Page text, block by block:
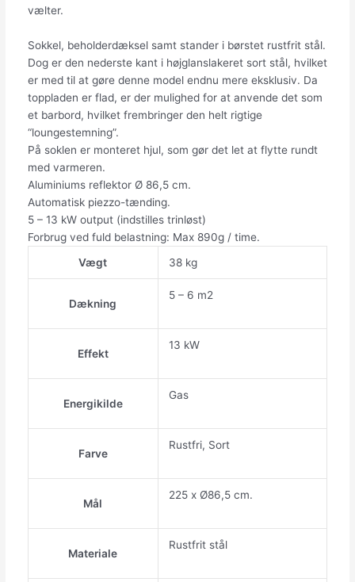
vælter.
Sokkel, beholderdæksel samt stander i børstet rustfrit stål.
Dog er den nederste kant i højglanslakeret sort stål, hvilket
er med til at gøre denne model endnu mere eksklusiv. Da
toppladen er flad, er der mulighed for at anvende det som
et barbord, hvilket frembringer den helt rigtige
“loungestemning”.
På soklen er monteret hjul, som gør det let at flytte rundt
med varmeren.
Aluminiums reflektor Ø 86,5 cm.
Automatisk piezzo-tænding.
5 – 13 kW output (indstilles trinløst)
Forbrug ved fuld belastning: Max 890g / time.
Vægt
38 kg
Dækning
5 – 6 m2
Effekt
13 kW
Energikilde
Gas
Farve
Rustfri, Sort
Mål
225 x Ø86,5 cm.
Materiale
Rustfrit stål